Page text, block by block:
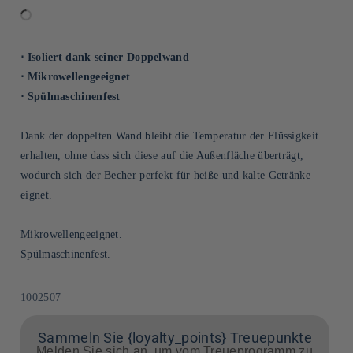
⋅ Isoliert dank seiner Doppelwand
⋅ Mikrowellengeeignet
⋅ Spülmaschinenfest
Dank der doppelten Wand bleibt die Temperatur der Flüssigkeit
erhalten, ohne dass sich diese auf die Außenfläche überträgt,
wodurch sich der Becher perfekt für heiße und kalte Getränke
eignet.
Mikrowellengeeignet.
Spülmaschinenfest.
SKU:
1002507
Sammeln Sie {loyalty_points} Treuepunkte